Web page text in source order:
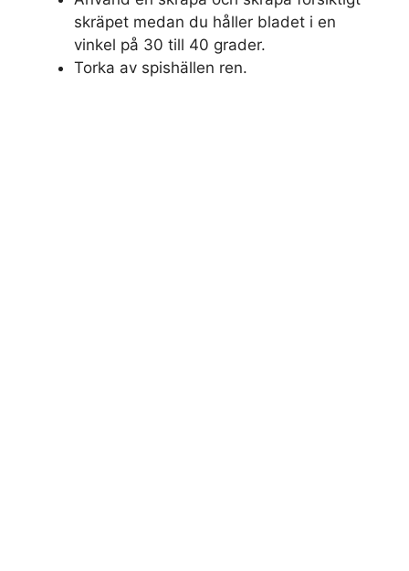
skräpet medan du håller bladet i en
vinkel på 30 till 40 grader.
Torka av spishällen ren.